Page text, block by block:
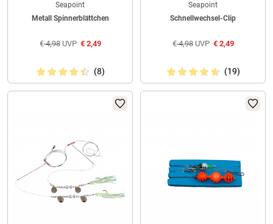
Seapoint
Metall Spinnerblättchen
€4,98UVP €2,49
(8)
Seapoint
Schnellwechsel-Clip
€4,98UVP €2,49
(19)